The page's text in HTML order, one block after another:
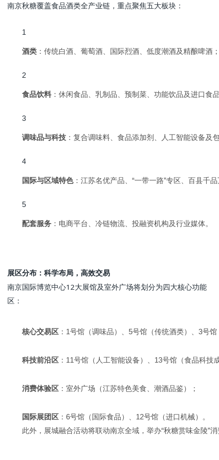
南京秋糖覆盖食品酒类全产业链，重点聚焦五大板块：
酒类 ：传统白酒、葡萄酒、国际烈酒、低度潮酒及精酿啤酒
食品饮料 ：休闲食品、乳制品、预制菜、功能饮品及进口食
调味品与科技 ：复合调味料、食品添加剂、人工智能设备及
国际与区域特色：江苏名优产品、“一带一路”专区、百县千
配套服务 ：电商平台、冷链物流、投融资机构及行业媒体。
展区分布：科学布局，高效交易
南京国际博览中心12大展馆及室外广场将划分为四大核心功能
区：
核心交易区 ：1号馆（调味品）、5号馆（传统酒类）、3号
科技前沿区 ：11号馆（人工智能设备）、13号馆（食品科技
消费体验区 ：室外广场（江苏特色美食、潮酒品鉴）；
国际展团区 ：6号馆（国际食品）、12号馆（进口机械）。
此外，展城融合活动将联动南京全域，举办“秋糖赏味金陵”